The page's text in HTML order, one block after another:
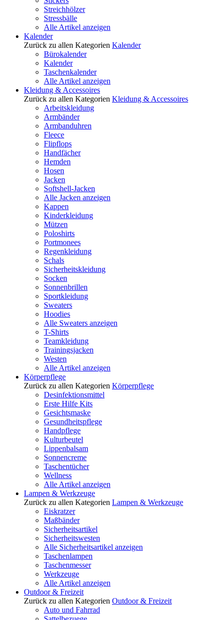
Streichhölzer
Stressbälle
Alle Artikel anzeigen
Kalender
Zurück zu allen Kategorien Kalender
Bürokalender
Kalender
Taschenkalender
Alle Artikel anzeigen
Kleidung & Accessoires
Zurück zu allen Kategorien Kleidung & Accessoires
Arbeitskleidung
Armbänder
Armbanduhren
Fleece
Flipflops
Handfächer
Hemden
Hosen
Jacken
Softshell-Jacken
Alle Jacken anzeigen
Kappen
Kinderkleidung
Mützen
Poloshirts
Portmonees
Regenkleidung
Schals
Sicherheitskleidung
Socken
Sonnenbrillen
Sportkleidung
Sweaters
Hoodies
Alle Sweaters anzeigen
T-Shirts
Teamkleidung
Trainingsjacken
Westen
Alle Artikel anzeigen
Körperpflege
Zurück zu allen Kategorien Körperpflege
Desinfektionsmittel
Erste Hilfe Kits
Gesichtsmaske
Gesundheitspflege
Handpflege
Kulturbeutel
Lippenbalsam
Sonnencreme
Taschentücher
Wellness
Alle Artikel anzeigen
Lampen & Werkzeuge
Zurück zu allen Kategorien Lampen & Werkzeuge
Eiskratzer
Maßbänder
Sicherheitsartikel
Sicherheitswesten
Alle Sicherheitsartikel anzeigen
Taschenlampen
Taschenmesser
Werkzeuge
Alle Artikel anzeigen
Outdoor & Freizeit
Zurück zu allen Kategorien Outdoor & Freizeit
Auto und Fahrrad